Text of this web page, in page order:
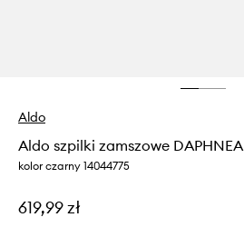
Aldo
Aldo szpilki zamszowe DAPHNEA
kolor czarny 14044775
619,99 zł